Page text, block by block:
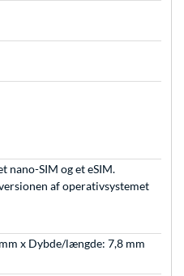
nano-SIM og et eSIM.
af operativsystemet
x Dybde/længde: 7,8 mm